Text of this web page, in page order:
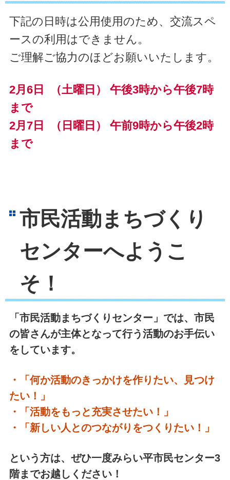
下記の日時は公用使用のため、交流スペ
ースの利用はできません。
ご理解ご協力のほどお願いいたします。
2月6日 （土曜日） 午後3時から午後7時
まで
2月7日 （日曜日） 午前9時から午後2時
まで
市民活動まちづくり
センターへようこ
そ！
「市民活動まちづくりセンター」では、市民
の皆さんが主体となって行う活動のお手伝い
をしています。
・「何か活動のきっかけを作りたい、見つけ
たい！」
・「活動をもっと充実させたい！」
・「新しい人とのつながりをつくりたい！」
という方は、ぜひ一度みらい平市民センター3
階までお越しください！